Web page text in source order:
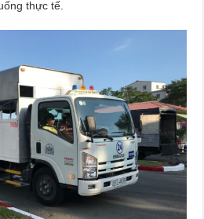
thực tế.